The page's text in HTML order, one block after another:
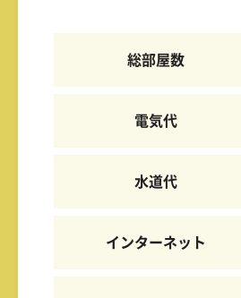
総部屋数
電気代
水道代
インターネット